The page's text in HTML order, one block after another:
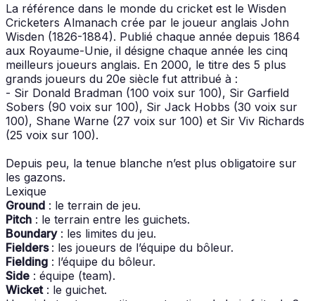
La référence dans le monde du cricket est le Wisden
Cricketers Almanach crée par le joueur anglais John
Wisden (1826-1884). Publié chaque année depuis 1864
aux Royaume-Unie, il désigne chaque année les cinq
meilleurs joueurs anglais. En 2000, le titre des 5 plus
grands joueurs du 20e siècle fut attribué à :
- Sir Donald Bradman (100 voix sur 100), Sir Garfield
Sobers (90 voix sur 100), Sir Jack Hobbs (30 voix sur
100), Shane Warne (27 voix sur 100) et Sir Viv Richards
(25 voix sur 100).
Depuis peu, la tenue blanche n’est plus obligatoire sur
les gazons.
Lexique
Ground : le terrain de jeu.
Pitch : le terrain entre les guichets.
Boundary: les limites du jeu.
Fielders : les joueurs de l’équipe du bôleur.
Fielding : l’équipe du bôleur.
Side : équipe (team).
Wicket: le guichet.